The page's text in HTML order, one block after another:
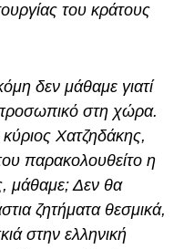
του κράτους
δεν μάθαμε γιατί
στη χώρα.
κύριος Χατζηδάκης,
παρακολουθείτο η
μάθαμε; Δεν θα
ζητήματα θεσμικά,
στην ελληνική